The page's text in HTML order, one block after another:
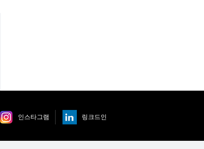
인스타그램 링크드인